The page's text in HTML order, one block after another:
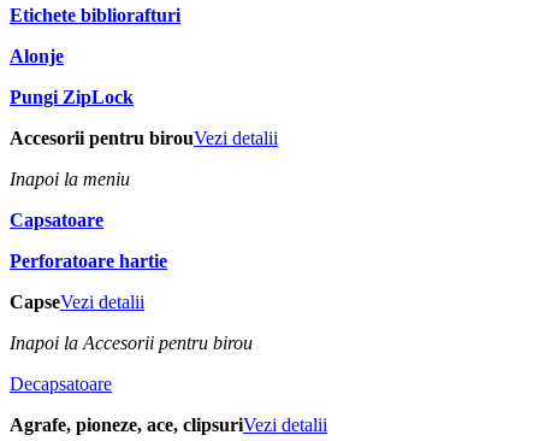
Etichete bibliorafturi
Alonje
Pungi ZipLock
Accesorii pentru birouVezi detalii
Inapoi la meniu
Capsatoare
Perforatoare hartie
CapseVezi detalii
Inapoi la Accesorii pentru birou
Decapsatoare
Agrafe, pioneze, ace, clipsuriVezi detalii